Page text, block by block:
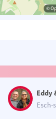
©
Eddy
Esch-